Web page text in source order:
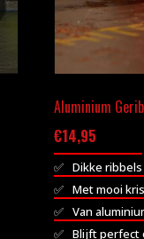
Aluminium
€14,95
Dikke ribbels
Met mooi
Van
Blijft perfect